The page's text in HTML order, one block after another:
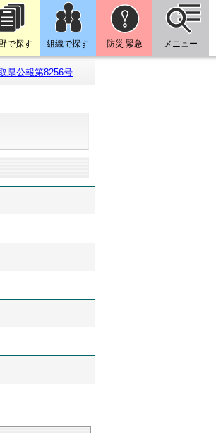
で探す 組織で探す 防災 緊急 メニュー
県公報第8256号